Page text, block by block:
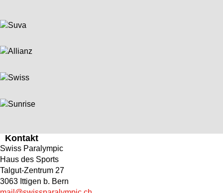
Kontakt
Swiss Paralympic
Haus des Sports
Talgut-Zentrum 27
3063 Ittigen b. Bern